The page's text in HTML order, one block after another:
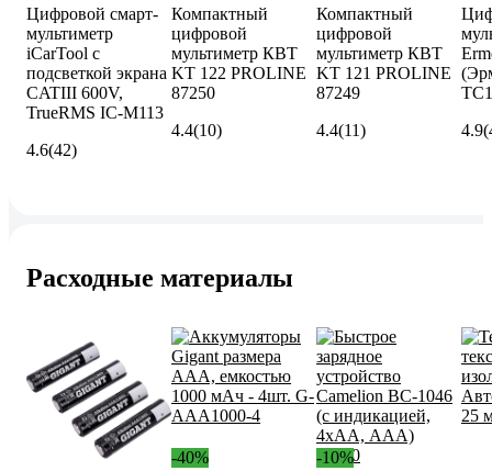
Цифровой смарт-
мультиметр
iCarTool с
подсветкой экрана
CATIII 600V,
TrueRMS IC-M113
4.6(42)
Компактный
цифровой
мультиметр КВТ
KT 122 PROLINE
87250
4.4(10)
Компактный
цифровой
мультиметр КВТ
KT 121 PROLINE
87249
4.4(11)
4.9
Расходные материалы
-40% -10%